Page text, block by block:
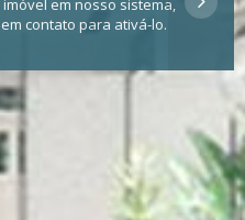
contato para ativá-lo.